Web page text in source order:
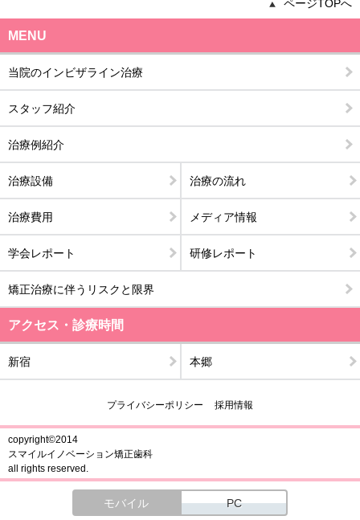
ページTOPへ
MENU
当院のインビザライン治療
スタッフ紹介
治療例紹介
治療設備 治療の流れ
治療費用 メディア情報
学会レポート 研修レポート
矯正治療に伴うリスクと限界
アクセス・診療時間
新宿 本郷
プライバシーポリシー 採用情報
copyright©2014
スマイルイノベーション矯正歯科
all rights reserved.
モバイル PC